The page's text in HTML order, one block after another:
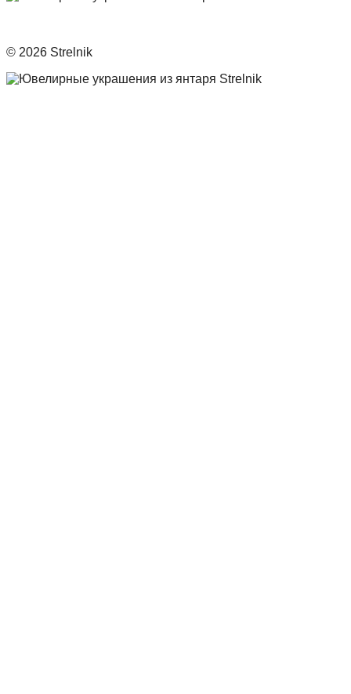
© 2026 Strelnik